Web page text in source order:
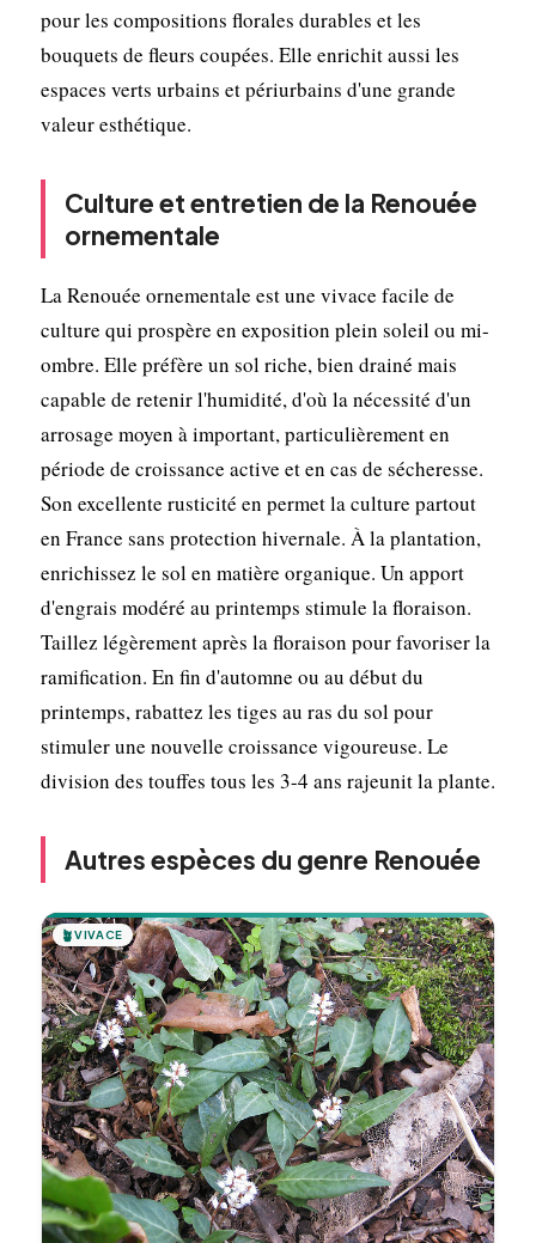
pour les compositions florales durables et les
bouquets de fleurs coupées. Elle enrichit aussi les
espaces verts urbains et périurbains d'une grande
valeur esthétique.
Culture et entretien de la Renouée
ornementale
La Renouée ornementale est une vivace facile de
culture qui prospère en exposition plein soleil ou mi-
ombre. Elle préfère un sol riche, bien drainé mais
capable de retenir l'humidité, d'où la nécessité d'un
arrosage moyen à important, particulièrement en
période de croissance active et en cas de sécheresse.
Son excellente rusticité en permet la culture partout
en France sans protection hivernale. À la plantation,
enrichissez le sol en matière organique. Un apport
d'engrais modéré au printemps stimule la floraison.
Taillez légèrement après la floraison pour favoriser la
ramification. En fin d'automne ou au début du
printemps, rabattez les tiges au ras du sol pour
stimuler une nouvelle croissance vigoureuse. Le
division des touffes tous les 3-4 ans rajeunit la plante.
Autres espèces du genre Renouée
🪴VIVACE